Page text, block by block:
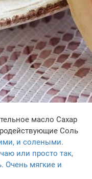
масло Сахар
Соль
и солеными.
или просто так,
Очень мягкие и